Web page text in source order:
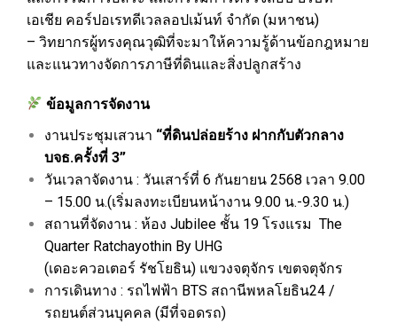
เอเชีย คอร์ปอเรทดีเวลลอปเม้นท์ จำกัด (มหาชน)
– วิทยากรผู้ทรงคุณวุฒิที่จะมาให้ความรู้ด้านข้อกฎหมาย
และแนวทางจัดการภาษีที่ดินและสิ่งปลูกสร้าง
ข้อมูลการจัดงาน
งานประชุมเสวนา “ที่ดินปล่อยร้าง ฝากกับตัวกลาง
บจธ.ครั้งที่ 3”
วันเวลาจัดงาน : วันเสาร์ที่ 6 กันยายน 2568 เวลา 9.00
– 15.00 น.(เริ่มลงทะเบียนหน้างาน 9.00 น.-9.30 น.)
สถานที่จัดงาน : ห้อง Jubilee ชั้น 19 โรงแรม The
Quarter Ratchayothin By UHG
(เดอะควอเตอร์ รัชโยธิน) แขวงจตุจักร เขตจตุจักร
การเดินทาง : รถไฟฟ้า BTS สถานีพหลโยธิน24 /
รถยนต์ส่วนบุคคล (มีที่จอดรถ)